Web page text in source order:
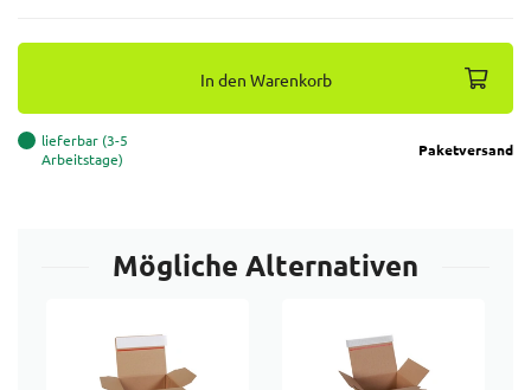
In den Warenkorb
lieferbar (3-5
Arbeitstage)
Paketversand
Mögliche Alternativen